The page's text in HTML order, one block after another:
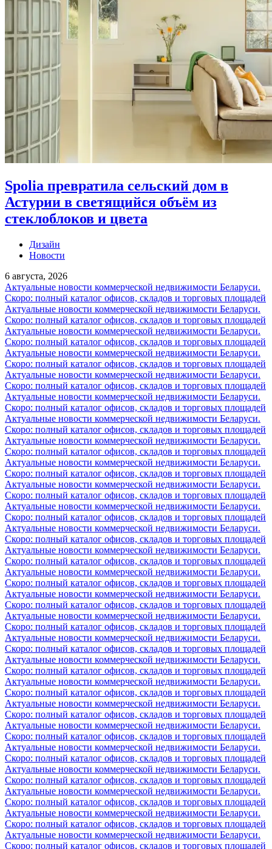
Spolia превратила сельский дом в
Астурии в светящийся объём из
стеклоблоков и цвета
Дизайн
Новости
6 августа, 2026
Актуальные новости коммерческой недвижимости Беларуси.
Скоро: полный каталог офисов, складов и торговых площадей
Актуальные новости коммерческой недвижимости Беларуси.
Скоро: полный каталог офисов, складов и торговых площадей
Актуальные новости коммерческой недвижимости Беларуси.
Скоро: полный каталог офисов, складов и торговых площадей
Актуальные новости коммерческой недвижимости Беларуси.
Скоро: полный каталог офисов, складов и торговых площадей
Актуальные новости коммерческой недвижимости Беларуси.
Скоро: полный каталог офисов, складов и торговых площадей
Актуальные новости коммерческой недвижимости Беларуси.
Скоро: полный каталог офисов, складов и торговых площадей
Актуальные новости коммерческой недвижимости Беларуси.
Скоро: полный каталог офисов, складов и торговых площадей
Актуальные новости коммерческой недвижимости Беларуси.
Скоро: полный каталог офисов, складов и торговых площадей
Актуальные новости коммерческой недвижимости Беларуси.
Скоро: полный каталог офисов, складов и торговых площадей
Актуальные новости коммерческой недвижимости Беларуси.
Скоро: полный каталог офисов, складов и торговых площадей
Актуальные новости коммерческой недвижимости Беларуси.
Скоро: полный каталог офисов, складов и торговых площадей
Актуальные новости коммерческой недвижимости Беларуси.
Скоро: полный каталог офисов, складов и торговых площадей
Актуальные новости коммерческой недвижимости Беларуси.
Скоро: полный каталог офисов, складов и торговых площадей
Актуальные новости коммерческой недвижимости Беларуси.
Скоро: полный каталог офисов, складов и торговых площадей
Актуальные новости коммерческой недвижимости Беларуси.
Скоро: полный каталог офисов, складов и торговых площадей
Актуальные новости коммерческой недвижимости Беларуси.
Скоро: полный каталог офисов, складов и торговых площадей
Актуальные новости коммерческой недвижимости Беларуси.
Скоро: полный каталог офисов, складов и торговых площадей
Актуальные новости коммерческой недвижимости Беларуси.
Скоро: полный каталог офисов, складов и торговых площадей
Актуальные новости коммерческой недвижимости Беларуси.
Скоро: полный каталог офисов, складов и торговых площадей
Актуальные новости коммерческой недвижимости Беларуси.
Скоро: полный каталог офисов, складов и торговых площадей
Актуальные новости коммерческой недвижимости Беларуси.
Скоро: полный каталог офисов, складов и торговых площадей
Актуальные новости коммерческой недвижимости Беларуси.
Скоро: полный каталог офисов, складов и торговых площадей
Актуальные новости коммерческой недвижимости Беларуси.
Скоро: полный каталог офисов, складов и торговых площадей
Актуальные новости коммерческой недвижимости Беларуси.
Скоро: полный каталог офисов, складов и торговых площадей
Актуальные новости коммерческой недвижимости Беларуси.
Скоро: полный каталог офисов, складов и торговых площадей
Актуальные новости коммерческой недвижимости Беларуси.
Скоро: полный каталог офисов, складов и торговых площадей